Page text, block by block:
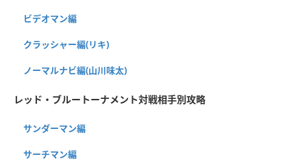
ビデオマン編
クラッシャー編(リキ)
ノーマルナビ編(山川味太)
レッド・ブルートーナメント対戦相手別攻略
サンダーマン編
サーチマン編